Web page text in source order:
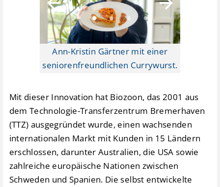
Ann-Kristin Gärtner mit einer
seniorenfreundlichen Currywurst.
Mit dieser Innovation hat Biozoon, das 2001 aus
dem Technologie-Transferzentrum Bremerhaven
(TTZ) ausgegründet wurde, einen wachsenden
internationalen Markt mit Kunden in 15 Ländern
erschlossen, darunter Australien, die USA sowie
zahlreiche europäische Nationen zwischen
Schweden und Spanien. Die selbst entwickelte